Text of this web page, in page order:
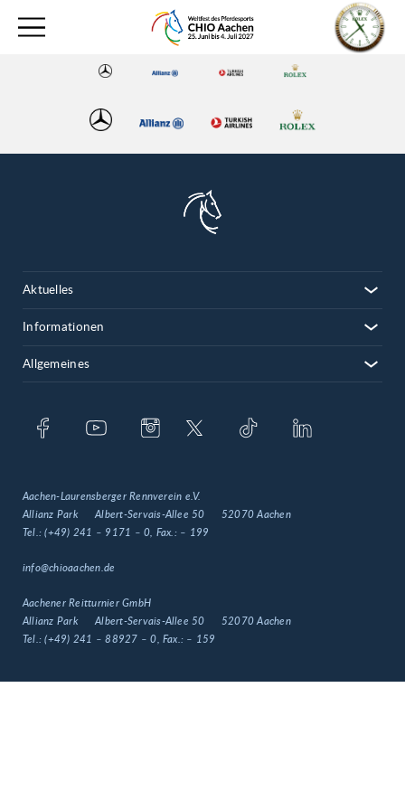
Aktuelles
Informationen
Allgemeines
Aachen-Laurensberger Rennverein e.V.
Allianz Park
Albert-Servais-Allee 50
52070 Aachen
Tel.:(+49) 241 – 9171 – 0 , Fax.: – 199
info@chioaachen.de
Aachener Reitturnier GmbH
Allianz Park
Albert-Servais-Allee 50
52070 Aachen
Tel.:(+49) 241 – 88927 – 0 , Fax.: – 159